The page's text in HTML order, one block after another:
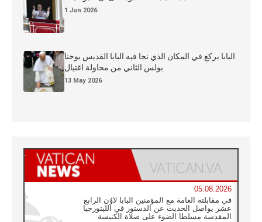
1 Jun 2026
البابا يركع في المكان الذي نجا فيه البابا القديس يوحنا
بولس الثاني من محاولة اغتيال
13 May 2026
05.08.2026
في مقابلته العامة مع المؤمنين البابا لاوُن الرابع
عشر يواصل الحديث عن الدستور في الليتورجيا
المقدسة مسلطا الضوء على صلاة الكنيسة